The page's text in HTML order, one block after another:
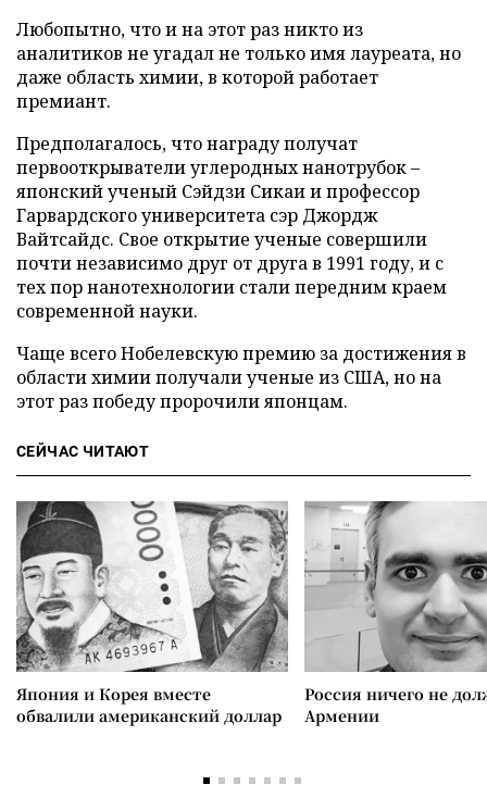
Любопытно, что и на этот раз никто из
аналитиков не угадал не только имя лауреата, но
даже область химии, в которой работает
премиант.
Предполагалось, что награду получат
первооткрыватели углеродных нанотрубок –
японский ученый Сэйдзи Сикаи и профессор
Гарвардского университета сэр Джордж
Вайтсайдс. Свое открытие ученые совершили
почти независимо друг от друга в 1991 году, и с
тех пор нанотехнологии стали передним краем
современной науки.
Чаще всего Нобелевскую премию за достижения в
области химии получали ученые из США, но на
этот раз победу пророчили японцам.
СЕЙЧАС ЧИТАЮТ
Япония и Корея вместе
обвалили американский доллар
Россия ничего не
Армении